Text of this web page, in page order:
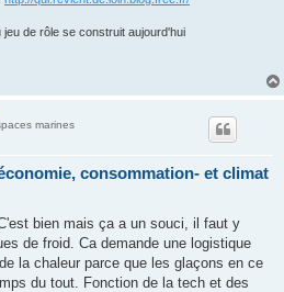
jeu de rôle se construit aujourd'hui
marines
consommation- et climat
bien mais ça a un souci, il faut y
de froid. Ca demande une logistique
la chaleur parce que les glaçons en ce
du tout. Fonction de la tech et des